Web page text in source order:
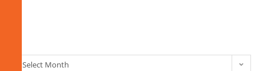
Select Month